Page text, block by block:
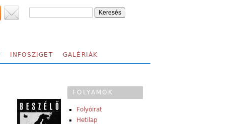
INFOSZIGET GALÉRIÁK
FOLYAMOK
Folyóirat
Hetilap